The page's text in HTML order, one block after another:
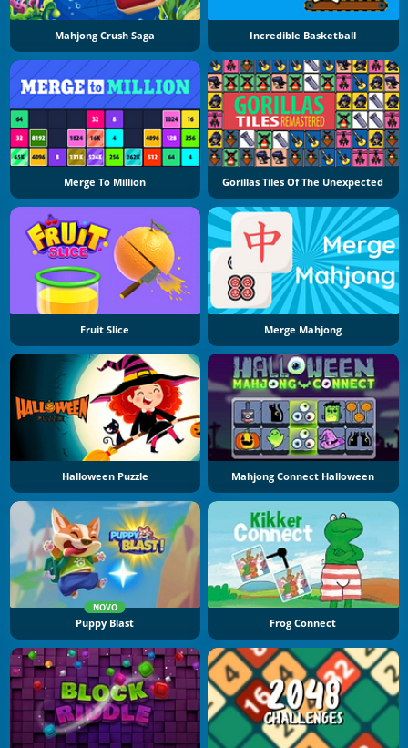
Mahjong Crush Saga Incredible Basketball
Merge To Million Gorillas Tiles Of The Unexpected
Fruit Slice Merge Mahjong
Halloween Puzzle Mahjong Connect Halloween
NOVO
Puppy Blast Frog Connect